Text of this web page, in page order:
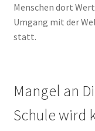
Menschen dort
Umgang mit der
statt.
Mangel an
Schule wird